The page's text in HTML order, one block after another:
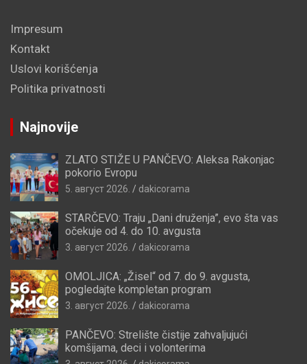
Impresum
Kontakt
Uslovi korišćenja
Politika privatnosti
Najnovije
ZLATO STIŽE U PANČEVO: Aleksa Rakonjac
pokorio Evropu
5. август 2026. dakicorama
STARČEVO: Traju „Dani druženja”, evo šta vas
očekuje od 4. do 10. avgusta
3. август 2026. dakicorama
OMOLJICA: „Žisel“ od 7. do 9. avgusta,
pogledajte kompletan program
3. август 2026. dakicorama
PANČEVO: Strelište čistije zahvaljujući
komšijama, deci i volonterima